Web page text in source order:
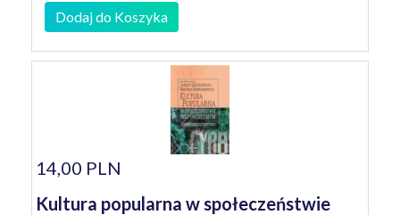
Dodaj do Koszyka
14,00 PLN
Kultura popularna w społeczeństwie